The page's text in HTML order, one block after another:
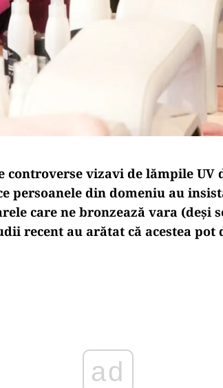
controverse vizavi de lămpile UV
persoanele din domeniu au
care ne bronzează vara (deși
recent au arătat că acestea pot
ad